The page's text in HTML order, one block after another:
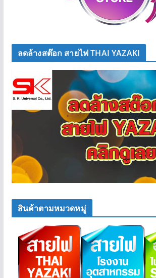
ลดล้างสต๊อก สายไฟ THAI YAZAKI
สินค้าตามหมวดหมู่